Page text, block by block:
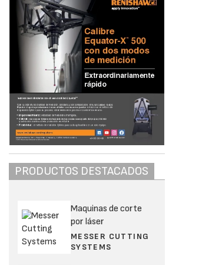
PRODUCTOS DESTACADOS
Maquinas de corte
por láser
MESSER CUTTING
SYSTEMS